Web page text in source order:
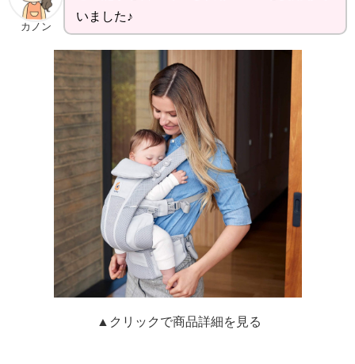
カノン
いました♪
▲クリックで商品詳細を見る